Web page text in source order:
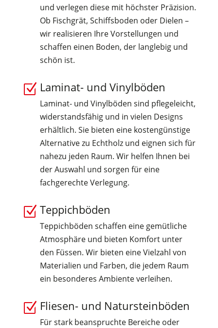
und verlegen diese mit höchster Präzision.
Ob Fischgrät, Schiffsboden oder Dielen –
wir realisieren Ihre Vorstellungen und
schaffen einen Boden, der langlebig und
schön ist.
Z Laminat- und Vinylböden
Laminat- und Vinylböden sind pflegeleicht,
widerstandsfähig und in vielen Designs
erhältlich. Sie bieten eine kostengünstige
Alternative zu Echtholz und eignen sich für
nahezu jeden Raum. Wir helfen Ihnen bei
der Auswahl und sorgen für eine
fachgerechte Verlegung.
Z Teppichböden
Teppichböden schaffen eine gemütliche
Atmosphäre und bieten Komfort unter
den Füssen. Wir bieten eine Vielzahl von
Materialien und Farben, die jedem Raum
ein besonderes Ambiente verleihen.
Z Fliesen- und Natursteinböden
Für stark beanspruchte Bereiche oder